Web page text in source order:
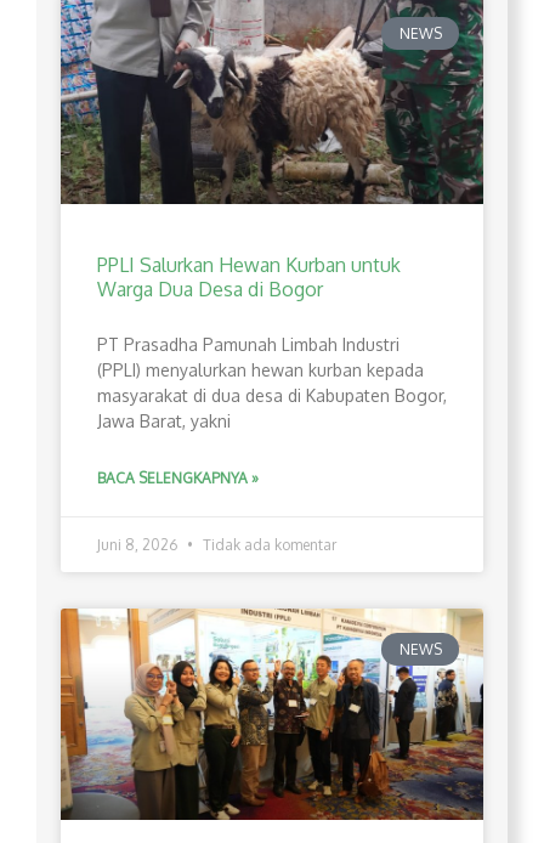
NEWS
PPLI Salurkan Hewan Kurban untuk
Warga Dua Desa di Bogor
PT Prasadha Pamunah Limbah Industri
(PPLI) menyalurkan hewan kurban kepada
masyarakat di dua desa di Kabupaten Bogor,
Jawa Barat, yakni
BACA SELENGKAPNYA »
Juni 8, 2026 Tidak ada komentar
NEWS